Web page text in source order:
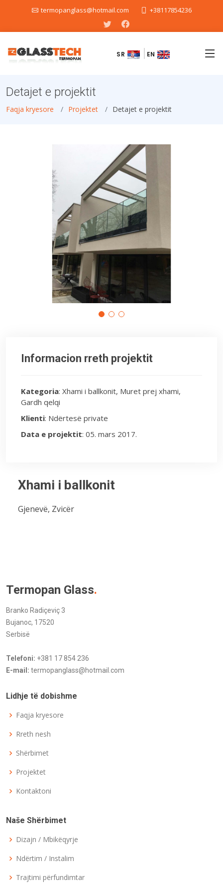
termopanglass@hotmail.com +38117854236
SR EN
Detajet e projektit
Faqja kryesore Projektet Detajet e projektit
Informacion rreth projektit
Kategoria: Xhami i ballkonit, Muret prej xhami,
Gardh qelqi
Klienti: Ndërtesë private
Data e projektit: 05. mars 2017.
Xhami i ballkonit
Gjenevë, Zvicër
Termopan Glass.
Branko Radiçeviç 3
Bujanoc, 17520
Serbisë
Telefoni: +381 17 854 236
E-mail: termopanglass@hotmail.com
Lidhje të dobishme
Faqja kryesore
Rreth nesh
Shërbimet
Projektet
Kontaktoni
Naše Shërbimet
Dizajn / Mbikëqyrje
Ndërtim / Instalim
Trajtimi përfundimtar